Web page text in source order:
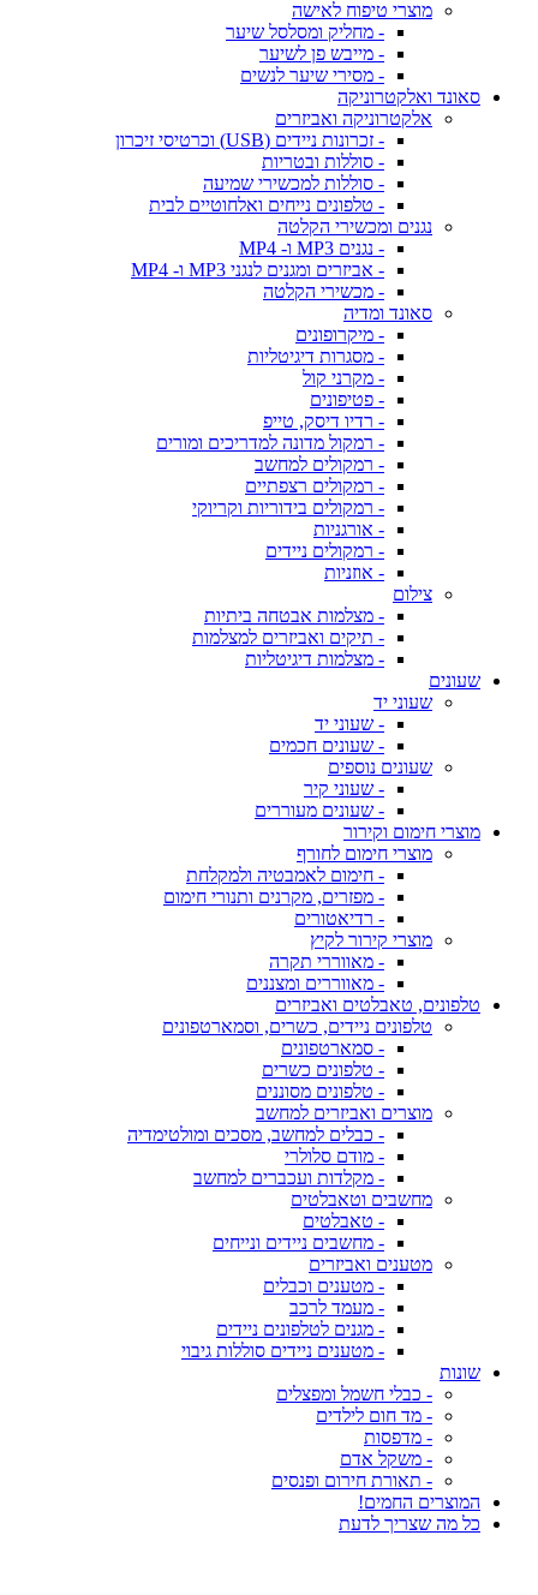
מוצרי טיפוח לאישה
- מחליק ומסלסל שיער
- מייבש פן לשיער
- מסירי שיער לנשים
סאונד ואלקטרוניקה
אלקטרוניקה ואביזרים
- זכרונות ניידים (USB) וכרטיסי זיכרון
- סוללות ובטריות
- סוללות למכשירי שמיעה
- טלפונים נייחים ואלחוטיים לבית
נגנים ומכשירי הקלטה
- נגנים MP3 ו- MP4
- אביזרים ומגנים לנגני MP3 ו- MP4
- מכשירי הקלטה
סאונד ומדיה
- מיקרופונים
- מסגרות דיגיטליות
- מקרני קול
- פטיפונים
- רדיו דיסק, טייפ
- רמקול מדונה למדריכים ומורים
- רמקולים למחשב
- רמקולים רצפתיים
- רמקולים בידוריות וקריוקי
- אורגניות
- רמקולים ניידים
- אוזניות
צילום
- מצלמות אבטחה ביתיות
- תיקים ואביזרים למצלמות
- מצלמות דיגיטליות
שעונים
שעוני יד
- שעוני יד
- שעונים חכמים
שעונים נוספים
- שעוני קיר
- שעונים מעוררים
מוצרי חימום וקירור
מוצרי חימום לחורף
- חימום לאמבטיה ולמקלחת
- מפזרים, מקרנים ותנורי חימום
- רדיאטורים
מוצרי קירור לקיץ
- מאווררי תקרה
- מאווררים ומצננים
טלפונים, טאבלטים ואביזרים
טלפונים ניידים, כשרים, וסמארטפונים
- סמארטפונים
- טלפונים כשרים
- טלפונים מסוננים
מוצרים ואביזרים למחשב
- כבלים למחשב, מסכים ומולטימדיה
- מודם סלולרי
- מקלדות ועכברים למחשב
מחשבים וטאבלטים
- טאבלטים
- מחשבים ניידים ונייחים
מטענים ואביזרים
- מטענים וכבלים
- מעמד לרכב
- מגנים לטלפונים ניידים
- מטענים ניידים סוללות גיבוי
שונות
- כבלי חשמל ומפצלים
- מד חום לילדים
- מדפסות
- משקל אדם
- תאורת חירום ופנסים
המוצרים החמים!
כל מה שצריך לדעת